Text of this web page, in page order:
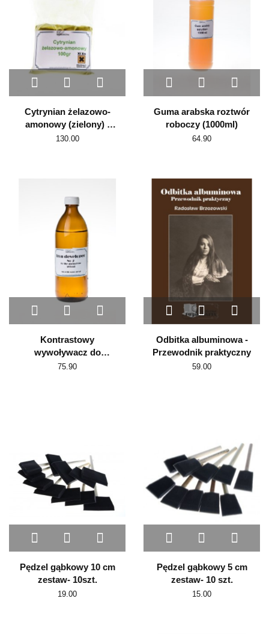
Cytrynian żelazowo-
amonowy (zielony) -
100 g
130.00
Guma arabska roztwór
roboczy (1000ml)
64.90
Kontrastowy
wywoływacz do
ambrotypii nr 2 (500ml)
75.90
Odbitka albuminowa -
Przewodnik praktyczny
59.00
Pędzel gąbkowy 10 cm
zestaw- 10szt.
19.00
Pędzel gąbkowy 5 cm
zestaw- 10 szt.
15.00